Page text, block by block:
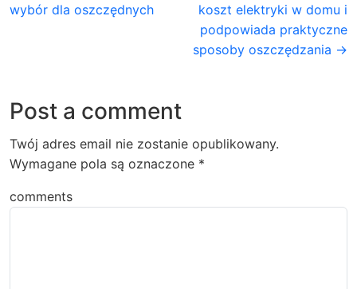
wybór dla oszczędnych
koszt elektryki w domu i
podpowiada praktyczne
sposoby oszczędzania →
Post a comment
Twój adres email nie zostanie opublikowany.
Wymagane pola są oznaczone *
comments